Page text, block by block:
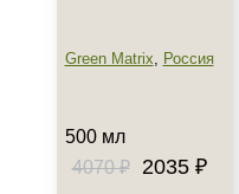
500 мл
Green Matrix, Россия
500 мл
4070 ₽
2035 ₽